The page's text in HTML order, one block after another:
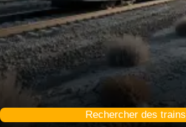
Rechercher des trains